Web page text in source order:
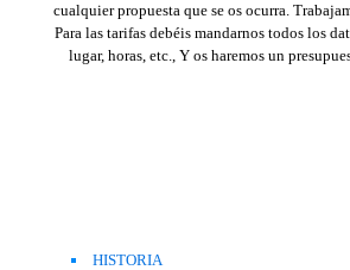
cualquier propuesta que se os ocurra.
Para las tarifas debéis mandarnos todos los
lugar, horas, etc., Y os haremos un
HISTORIA